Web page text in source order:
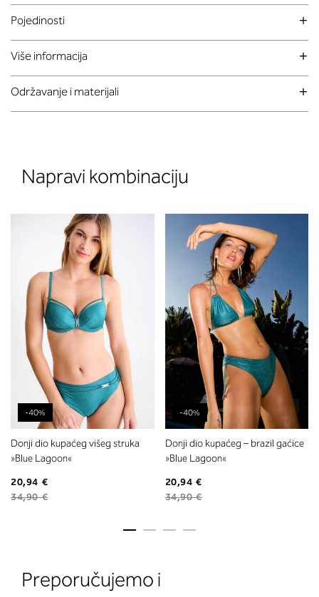
Pojedinosti
Više informacija
Održavanje i materijali
Napravi kombinaciju
-40%
Donji dio kupaćeg višeg struka
»Blue Lagoon«
20,94 €
34,90 €
-40%
Donji dio kupaćeg – brazil gaćice
»Blue Lagoon«
20,94 €
34,90 €
Preporučujemo i
2. Prsni obseg
izreza in čez prsi, v višini bradavic